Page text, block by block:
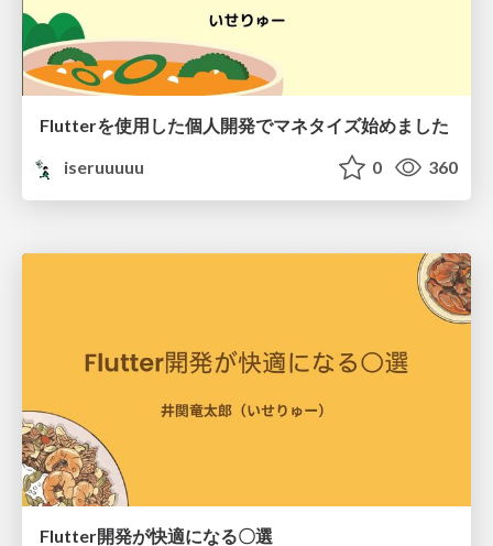
Flutterを使用した個人開発でマネタイズ始めました
iseruuuuu
0 360
Flutter開発が快適になる〇選